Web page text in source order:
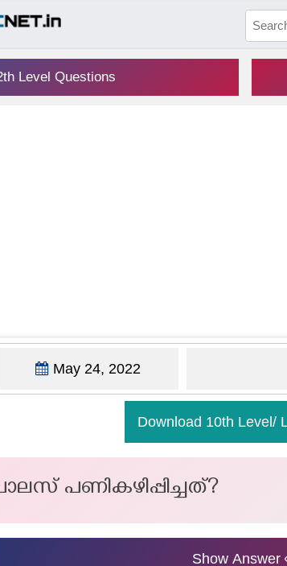
Level Questions
May 24, 2022
Download 10th Level/
പണികഴിപ്പിച്ചത്?
Show Answer